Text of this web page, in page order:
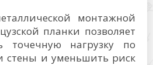
монтажной
планки позволяет
точечную нагрузку по
стены и уменьшить риск